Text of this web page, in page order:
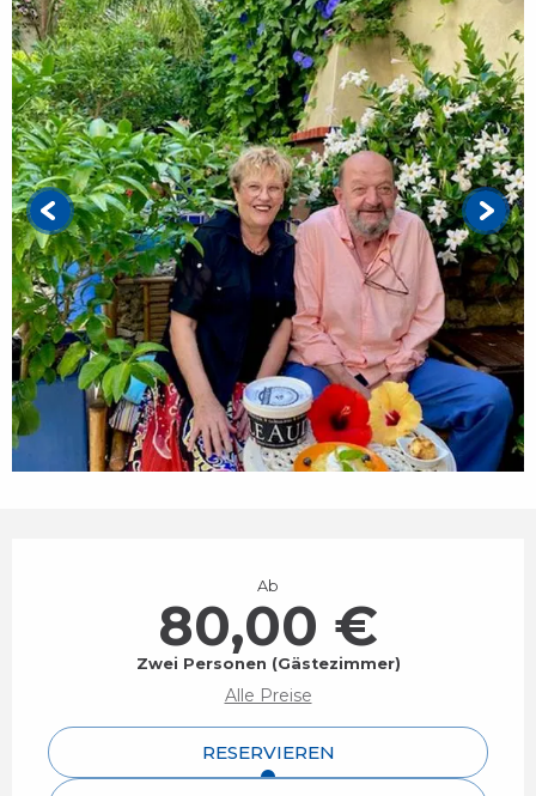
Ab
80,00 €
Zwei Personen (Gästezimmer)
Alle Preise
RESERVIEREN